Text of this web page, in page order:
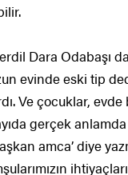
Dara Odabaşı
evinde eski tip
Ve çocuklar,
gerçek
amca’ diye